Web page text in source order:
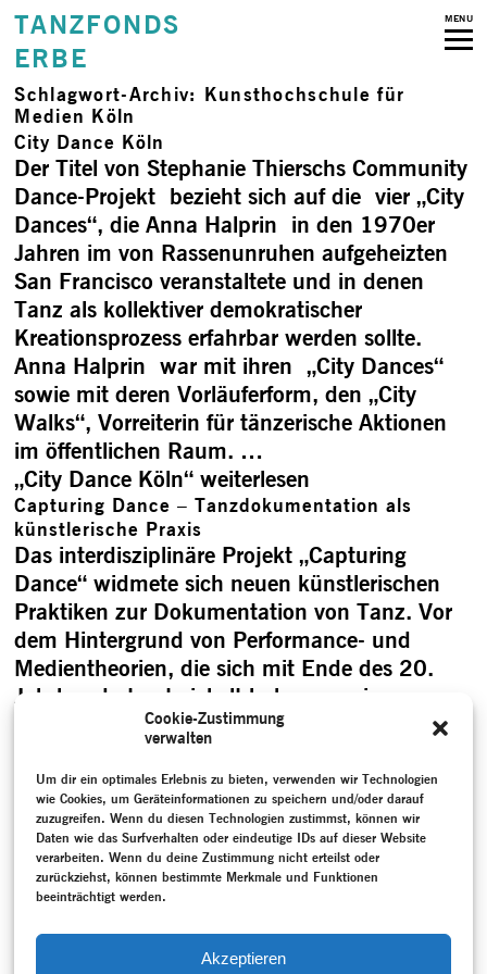
Cookie-Zustimmung
verwalten
Um dir ein optimales Erlebnis zu bieten, verwenden wir Technologien
wie Cookies, um Geräteinformationen zu speichern und/oder darauf
zuzugreifen. Wenn du diesen Technologien zustimmst, können wir
Daten wie das Surfverhalten oder eindeutige IDs auf dieser Website
verarbeiten. Wenn du deine Zustimmung nicht erteilst oder
zurückziehst, können bestimmte Merkmale und Funktionen
beeinträchtigt werden.
Akzeptieren
TANZFONDS
ERBE
MENU
Schlagwort-Archiv: Kunsthochschule für
Medien Köln
City Dance Köln
Der Titel von Stephanie Thierschs Community
Dance-Projekt bezieht sich auf die vier „City
Dances“, die Anna Halprin in den 1970er
Jahren im von Rassenunruhen aufgeheizten
San Francisco veranstaltete und in denen
Tanz als kollektiver demokratischer
Kreationsprozess erfahrbar werden sollte.
Anna Halprin war mit ihren „City Dances“
sowie mit deren Vorläuferform, den „City
Walks“, Vorreiterin für tänzerische Aktionen
im öffentlichen Raum. …
„City Dance Köln“weiterlesen
Capturing Dance – Tanzdokumentation als
künstlerische Praxis
Das interdisziplinäre Projekt „Capturing
Dance“ widmete sich neuen künstlerischen
Praktiken zur Dokumentation von Tanz. Vor
dem Hintergrund von Performance- und
Medientheorien, die sich mit Ende des 20.
Jahrhundert entwickelt haben, sowie
Dokumentationsmethoden der Bildenden
Kunst richteten junge Tanz- und
Medienkünstler:innen einen neuen Fokus auf
den Umgang mit Tanzdokumentation und
setzten ihn exemplarisch in Berlin und …
„Capturing Dance – Tanzdokumentation als
künstlerische Praxis“